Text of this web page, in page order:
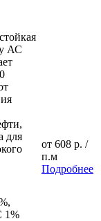
АС
для
1%
от 608 р. /
п.м
Подробнее